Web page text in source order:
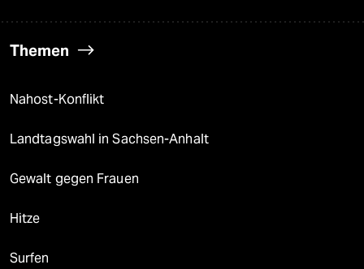
Themen
Nahost-Konflikt
Landtagswahl in Sachsen-Anhalt
Gewalt gegen Frauen
Hitze
Surfen